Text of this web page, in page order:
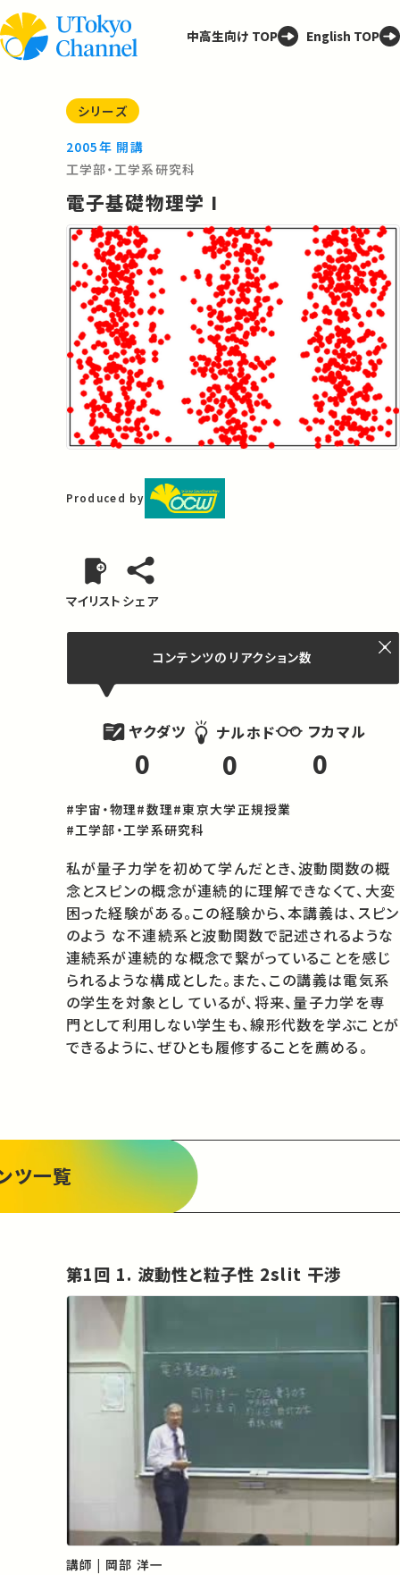
中高生向け TOP English TOP
シリーズ
2005年 開講
工学部・工学系研究科
電子基礎物理学 I
Produced by
マイリスト シェア
コンテンツの リアクション数
ヤクダツ
0
ナルホド
0
フカマル
0
#宇宙・物理#数理#東京大学正規授業
#工学部・工学系研究科
私が量子力学を初めて学んだとき、波動関数の概
念とスピンの概念が連続的に理解できなくて、大変
困った経験がある。この経験から、本講義は、スピン
のよう な不連続系と波動関数で記述されるような
連続系が連続的な概念で繋がっていることを感じ
られるような構成とした。また、この講義は電気系
の学生を対象とし ているが、将来、量子力学を専
門として利用しない学生も、線形代数を学ぶことが
できるように、ぜひとも履修することを薦める。
ツ一覧
第1回 1. 波動性と粒子性 2slit 干渉
講師 | 岡部 洋一